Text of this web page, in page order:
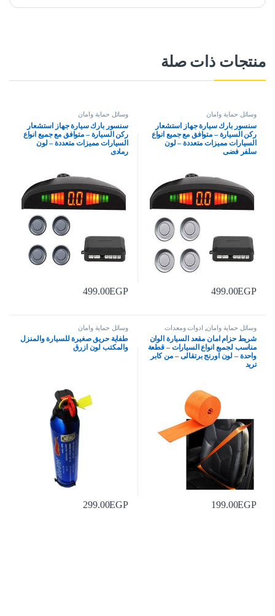
منتجات ذات صلة
وسائل حماية وامان
سنسور بارك سيارة جهاز استشعار
ركن السيارة – متوافق مع جميع انواع
السيارات مميزات متعددة – لون
سلفر فضى
499.00EGP
وسائل حماية وامان
سنسور بارك سيارة جهاز استشعار
ركن السيارة – متوافق مع جميع انواع
السيارات مميزات متعددة – لون
رمادى
499.00EGP
وسائل حماية وامان ادوات ومعدات
شريط حزام امان مقعد السيارة الوان
مناسب لجميع انواع السيارات – قطعة
واحدة – لون اورنج برتقالى – من كابر
تريد
199.00EGP
وسائل حماية وامان
طفاية حريق صغيرة للسيارة والمنزل
والمكتب لون ازرق
299.00EGP